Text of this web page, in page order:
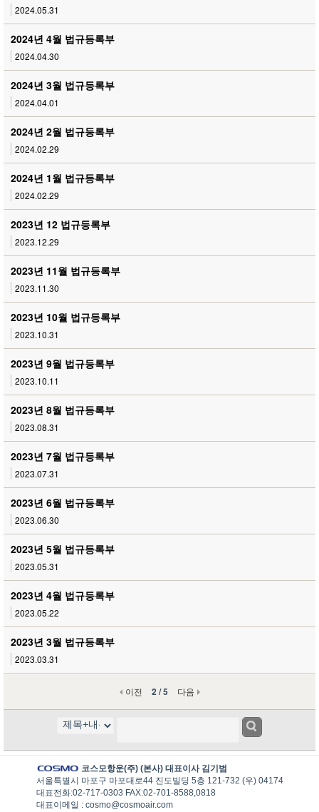
2024.05.31
2024년 4월 법규등록부
2024.04.30
2024년 3월 법규등록부
2024.04.01
2024년 2월 법규등록부
2024.02.29
2024년 1월 법규등록부
2024.02.29
2023년 12 법규등록부
2023.12.29
2023년 11월 법규등록부
2023.11.30
2023년 10월 법규등록부
2023.10.31
2023년 9월 법규등록부
2023.10.11
2023년 8월 법규등록부
2023.08.31
2023년 7월 법규등록부
2023.07.31
2023년 6월 법규등록부
2023.06.30
2023년 5월 법규등록부
2023.05.31
2023년 4월 법규등록부
2023.05.22
2023년 3월 법규등록부
2023.03.31
이전 2 / 5 다음
코스모항운(주) (본사) 대표이사 김기범
서울특별시 마포구 마포대로44 진도빌딩 5층 121-732 (우) 04174
대표전화:02-717-0303 FAX:02-701-8588,0818
대표이메일 : cosmo@cosmoair.com